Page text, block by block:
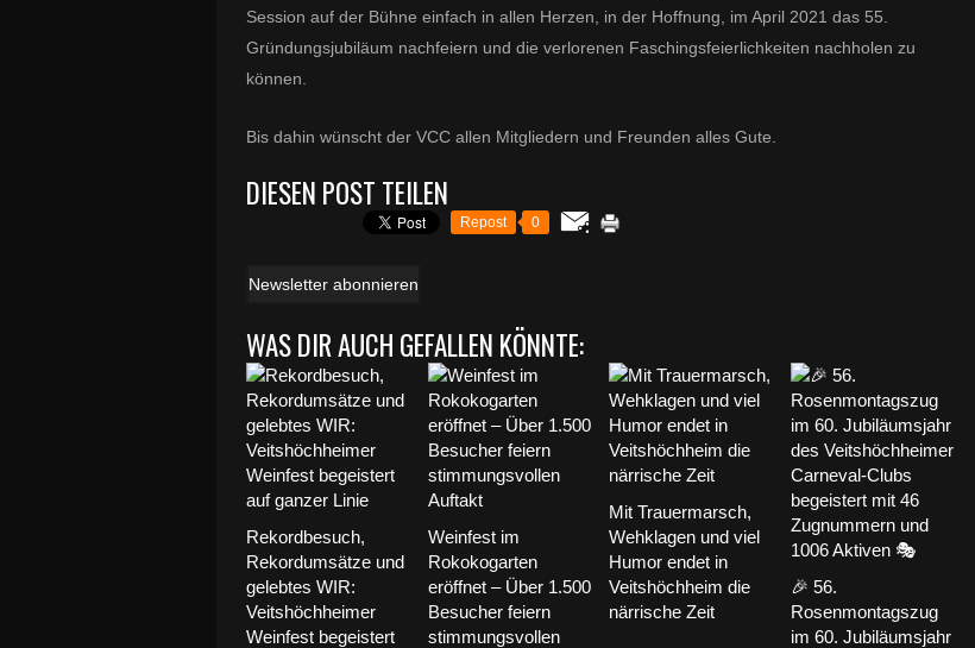
Session auf der Bühne einfach in allen Herzen, in der Hoffnung, im April 2021 das 55.
Gründungsjubiläum nachfeiern und die verlorenen Faschingsfeierlichkeiten nachholen zu
können.
Bis dahin wünscht der VCC allen Mitgliedern und Freunden alles Gute.
DIESEN POST TEILEN
Repost 0
Newsletter abonnieren
WAS DIR AUCH GEFALLEN KÖNNTE:
Rekordbesuch,
Rekordumsätze und
gelebtes WIR:
Veitshöchheimer
Weinfest begeistert
Weinfest im
Rokokogarten
eröffnet – Über 1.500
Besucher feiern
stimmungsvollen
Mit Trauermarsch,
Wehklagen und viel
Humor endet in
Veitshöchheim die
närrische Zeit
🎉 56.
Rosenmontagszug
im 60. Jubiläumsjahr